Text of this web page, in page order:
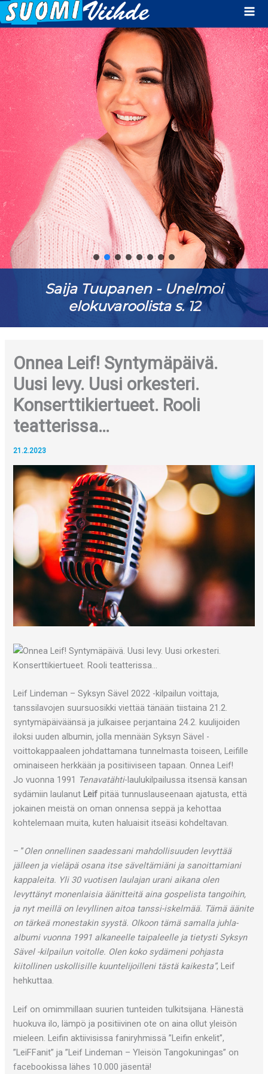
Saija Tuupanen - Unelmoi
elokuvaroolista s. 12
Onnea Leif! Syntymäpäivä.
Uusi levy. Uusi orkesteri.
Konserttikiertueet. Rooli
teatterissa…
21.2.2023
Leif Lindeman – Syksyn Sävel 2022 -kilpailun voittaja,
tanssilavojen suursuosikki viettää tänään tiistaina 21.2.
syntymäpäiväänsä ja julkaisee perjantaina 24.2. kuulijoiden
iloksi uuden albumin, jolla mennään Syksyn Sävel -
voittokappaaleen johdattamana tunnelmasta toiseen, Leifille
ominaiseen herkkään ja positiiviseen tapaan. Onnea Leif!
Jo vuonna 1991 Tenavatähti-laulukilpailussa itsensä kansan
sydämiin laulanut Leif pitää tunnuslauseenaan ajatusta, että
jokainen meistä on oman onnensa seppä ja kehottaa
kohtelemaan muita, kuten haluaisit itseäsi kohdeltavan.
– ”Olen onnellinen saadessani mahdollisuuden levyttää
jälleen ja vieläpä osana itse säveltämiäni ja sanoittamiani
kappaleita. Yli 30 vuotisen laulajan urani aikana olen
levyttänyt monenlaisia äänitteitä aina gospelista tangoihin,
ja nyt meillä on levyllinen aitoa tanssi-iskelmää. Tämä äänite
on tärkeä monestakin syystä. Olkoon tämä samalla juhla-
albumi vuonna 1991 alkaneelle taipaleelle ja tietysti Syksyn
Sävel -kilpailun voitolle. Olen koko sydämeni pohjasta
kiitollinen uskollisille kuuntelijoilleni tästä kaikesta”, Leif
hehkuttaa.
Leif on omimmillaan suurien tunteiden tulkitsijana. Hänestä
huokuva ilo, lämpö ja positiivinen ote on aina ollut yleisön
mieleen. Leifin aktiivisissa faniryhmissä ”Leifin enkelit”,
”LeiFFanit” ja ”Leif Lindeman – Yleisön Tangokuningas” on
facebookissa lähes 10.000 jäsentä!